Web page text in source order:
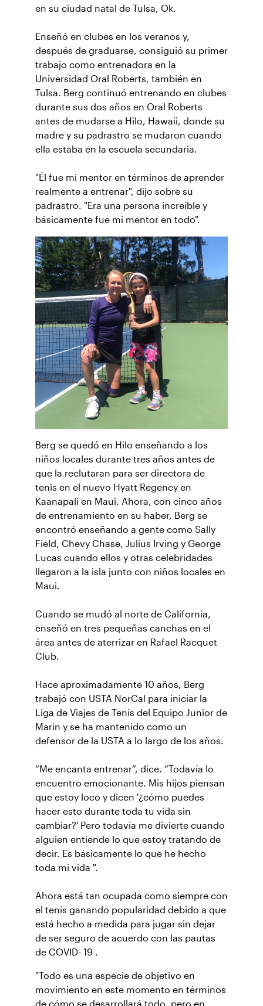
en su ciudad natal de Tulsa, Ok.
Enseñó en clubes en los veranos y,
después de graduarse, consiguió su primer
trabajo como entrenadora en la
Universidad Oral Roberts, también en
Tulsa. Berg continuó entrenando en clubes
durante sus dos años en Oral Roberts
antes de mudarse a Hilo, Hawaii, donde su
madre y su padrastro se mudaron cuando
ella estaba en la escuela secundaria.
"Él fue mi mentor en términos de aprender
realmente a entrenar", dijo sobre su
padrastro. "Era una persona increíble y
básicamente fue mi mentor en todo".
Berg se quedó en Hilo enseñando a los
niños locales durante tres años antes de
que la reclutaran para ser directora de
tenis en el nuevo Hyatt Regency en
Kaanapali en Maui. Ahora, con cinco años
de entrenamiento en su haber, Berg se
encontró enseñando a gente como Sally
Field, Chevy Chase, Julius Irving y George
Lucas cuando ellos y otras celebridades
llegaron a la isla junto con niños locales en
Maui.
Cuando se mudó al norte de California,
enseñó en tres pequeñas canchas en el
área antes de aterrizar en Rafael Racquet
Club.
Hace aproximadamente 10 años, Berg
trabajó con USTA NorCal para iniciar la
Liga de Viajes de Tenis del Equipo Junior de
Marin y se ha mantenido como un
defensor de la USTA a lo largo de los años.
“Me encanta entrenar”, dice. “Todavía lo
encuentro emocionante. Mis hijos piensan
que estoy loco y dicen '¿cómo puedes
hacer esto durante toda tu vida sin
cambiar?' Pero todavía me divierte cuando
alguien entiende lo que estoy tratando de
decir. Es básicamente lo que he hecho
toda mi vida ".
Ahora está tan ocupada como siempre con
el tenis ganando popularidad debido a que
está hecho a medida para jugar sin dejar
de ser seguro de acuerdo con las pautas
de COVID- 19 .
"Todo es una especie de objetivo en
movimiento en este momento en términos
de cómo se desarrollará todo, pero en